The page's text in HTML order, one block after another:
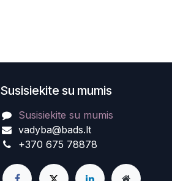
Susisiekite su mumis
Susisiekite su mumis
vadyba@bads.lt
+370 675 78878